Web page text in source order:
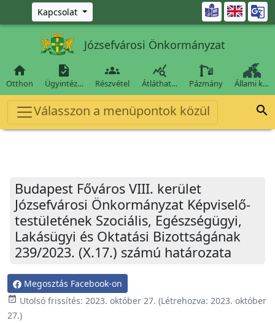
Ugrás a fő tartalomra
Kapcsolat 
Józsefvárosi Önkormányzat

Otthon

Ügyintéz…

Részvétel

Átláthat… Pázmány Állami k…
Válasszon a menüpontok közül 
Budapest Főváros VIII. kerület
Józsefvárosi Önkormányzat Képviselő-
testületének Szociális, Egészségügyi,
Lakásügyi és Oktatási Bizottságának
239/2023. (X.17.) számú határozata
Megosztás Facebook-on
event_available Utolsó frissítés: 2023. október 27. (Létrehozva: 2023. október
27.)